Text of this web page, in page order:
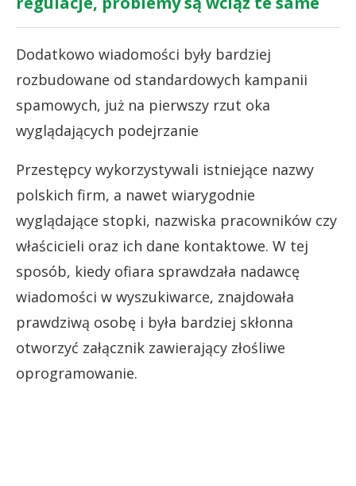
Dodatkowo wiadomości były bardziej
rozbudowane od standardowych kampanii
spamowych, już na pierwszy rzut oka
wyglądających podejrzanie
Przestępcy wykorzystywali istniejące nazwy
polskich firm, a nawet wiarygodnie
wyglądające stopki, nazwiska pracowników czy
właścicieli oraz ich dane kontaktowe. W tej
sposób, kiedy ofiara sprawdzała nadawcę
wiadomości w wyszukiwarce, znajdowała
prawdziwą osobę i była bardziej skłonna
otworzyć załącznik zawierający złośliwe
oprogramowanie.